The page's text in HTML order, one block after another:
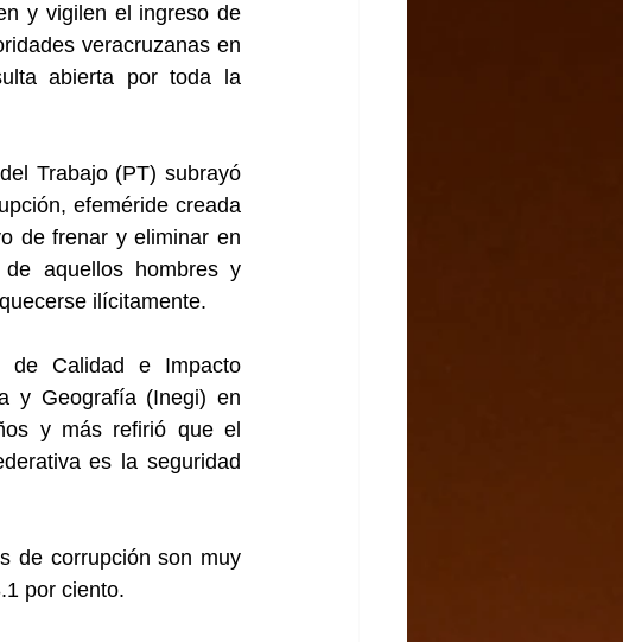
y vigilen el ingreso de
veracruzanas en
abierta por toda la
Trabajo (PT) subrayó
efeméride creada
de frenar y eliminar en
aquellos hombres y
ilícitamente.
de Calidad e Impacto
y Geografía (Inegi) en
y más refirió que el
es la seguridad
de corrupción son muy
por ciento.